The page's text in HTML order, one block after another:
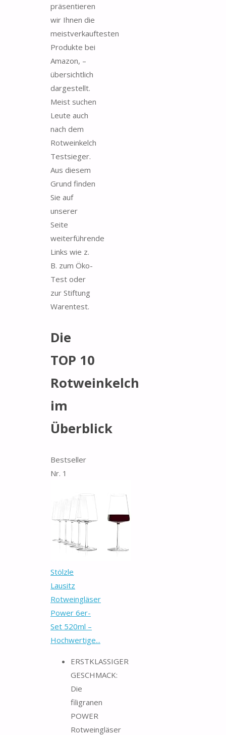
präsentieren
wir Ihnen die
meistverkauftesten
Produkte bei
Amazon, –
übersichtlich
dargestellt.
Meist suchen
Leute auch
nach dem
Rotweinkelch
Testsieger.
Aus diesem
Grund finden
Sie auf
unserer
Seite
weiterführende
Links wie z.
B. zum Öko-
Test oder
zur Stiftung
Warentest.
Die
TOP 10
Rotweinkelch
im
Überblick
Bestseller
Nr. 1
Stölzle
Lausitz
Rotweingläser
Power 6er-
Set 520ml –
Hochwertige...
ERSTKLASSIGER
GESCHMACK:
Die
filigranen
POWER
Rotweingläser